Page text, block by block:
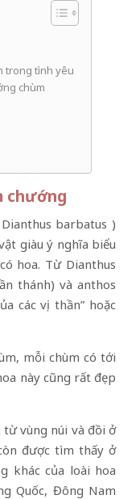
trong tình yêu
chùm
chướng
barbatus )
giàu ý nghĩa biểu
hoa. Từ Dianthus
thánh) và anthos
các vị thần” hoặc
mỗi chùm có tới
này cũng rất đẹp
từ vùng núi và đồi ở
được tìm thấy ở
khác của loài hoa
Quốc, Đông Nam